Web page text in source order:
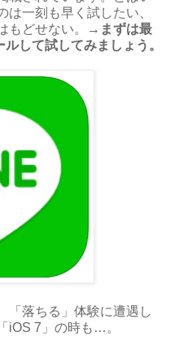
は一刻も早く試したい、
もどせない。
→まずは最
ルして試してみましょう。
「落ちる」体験に遭遇し
iOS 7」の時も…。